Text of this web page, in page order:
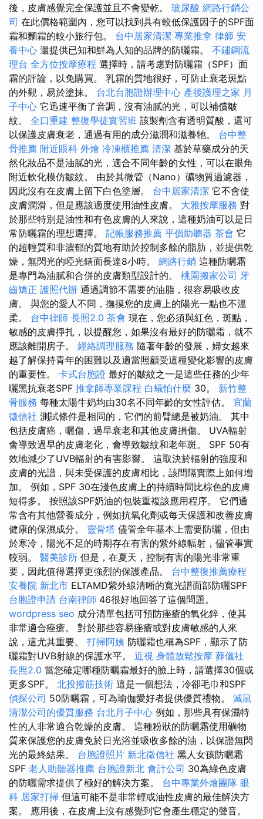
後，皮膚感覺完全保護並且不會變乾。 玻尿酸 網路行銷公
司 在此價格範圍內，您可以找到具有較低保護因子的SPF面
霜和麵霜的較小旅行包。 台中居家清潔 專業推拿 律師 安
養中心 還提供已知和鮮為人知的品牌的防曬霜。 不鏽鋼流
理台 全方位按摩療程 選擇時，請考慮對防曬霜（SPF）面
霜的評論，以免購買。 乳霜的質地很好，可防止衰老斑點
的外觀，易於塗抹。 台北台胞證辦理中心 產後護理之家 月
子中心 它迅速平衡了音調，沒有油膩的光，可以補償皺
紋。 全口重建 整復學徒實習班 該製劑含有透明質酸，還可
以保護皮膚衰老，通過有用的成分滋潤和滋養牠。 台中整
骨推薦 附近眼科 外燴 冷凍櫃推薦 清潔 基於草藥成分的天
然化妝品不是油膩的光，適合不同年齡的女性，可以在眼角
附近軟化模仿皺紋。 由於其微管（Nano）礦物質過濾器，
因此沒有在皮膚上留下白色塗層。 台中居家清潔 它不會使
皮膚潤滑，但是應該適度使用油性皮膚。 大雅按摩服務 對
於那些特別是油性和有色皮膚的人來說，這種奶油可以是日
常防曬霜的理想選擇。 記帳服務推薦 平價助聽器 茶會 它
的超輕質和非濃郁的質地有助於控制多餘的脂肪，並提供乾
燥，無閃光的啞光錶面長達8小時。 網路行銷 這種防曬霜
是專門為油膩和合併的皮膚類型設計的。 桃園搬家公司 牙
齒矯正 護照代辦 通過調節不需要的油脂，很容易吸收皮
膚。 與您的愛人不同，撫摸您的皮膚上的陽光一點也不溫
柔。 台中律師 長照2.0 茶會 現在，您必須與紅色，斑點，
敏感的皮膚掙扎，以提醒您，如果沒有最好的防曬霜，就不
應該離開房子。 經絡調理服務 隨著年齡的發展，婦女越來
越了解保持青年的困難以及適當照顧受這種變化影響的皮膚
的重要性。 卡式台胞證 最好的皺紋之一是這些任務的少年
曬黑抗衰老SPF 推拿師專業課程 白蟻怕什麼 30。 新竹整
骨服務 每種太陽牛奶均由30​​名不同年齡的女性評估。 宜蘭
徵信社 測試條件是相同的，它們的前臂總是被奶油。 其中
包括皮膚癌，曬傷，過早衰老和其他皮膚損傷。 UVA輻射
會導致過早的皮膚老化，會導致皺紋和老年斑。 SPF 50有
效地減少了UVB輻射的有害影響。 這取決於輻射的強度和
皮膚的光譜，與未受保護的皮膚相比，該間隔實際上如何增
加。 例如，SPF 30在淺色皮膚上的持續時間比棕色的皮膚
短得多。 按照該SPF奶油的包裝重複該應用程序。 它們通
常含有其他營養成分，例如抗氧化劑或每天保護和改善皮膚
健康的保濕成分。 靈骨塔 儘管全年基本上需要防曬，但由
於寒冷，陽光不足的時期存在有害的紫外線輻射，儘管事實
較弱。 醫美診所 但是，在夏天，控制有害的陽光非常重
要，因此值得選擇更強烈的保護產品。 台中整復推薦療程
安養院 新北市 ELTAMD紫外線清晰的寬光譜面部防曬SPF
台胞證申請 台南律師 46很好地回答了這個問題。
wordpress seo 成分清單包括可預防痤瘡的氧化鋅，使其
非常適合痤瘡。 對於那些容易痤瘡或對皮膚敏感的人來
說，這尤其重要。 打掃阿姨 防曬霜也稱為SPF，顯示了防
曬霜對UVB射線的保護水平。 近視 身體放鬆按摩 葬儀社
長照2.0 當您確定哪種防曬霜最好的臉上時，請選擇30個或
更多SPF。 北投撥筋技術 這是一個想法，冷卻毛巾和SPF
偵探公司 50防曬霜，可為瑜伽愛好者提供優質禮物。 滅鼠
清潔公司的優質服務 台北月子中心 例如，那些具有保濕特
性的人非常適合乾燥的皮膚。 這種粉狀的防曬霜使用礦物
質來保護您的皮膚免於日光浴並吸收多餘的油，以保證無閃
光的最終結果。 台胞證照片 新北徵信社 黑人女孩防曬霜
SPF 老人助聽器推薦 台胞證新北 會計公司 30為綠色皮膚
的防曬需求提供了極好的解決方案。 台中專業外燴團隊 眼
科 居家打掃 但這可能不是非常輕或油性皮膚的最佳解決方
案。 應用後，在皮膚上沒有感覺到它會產生穩定的聲音。